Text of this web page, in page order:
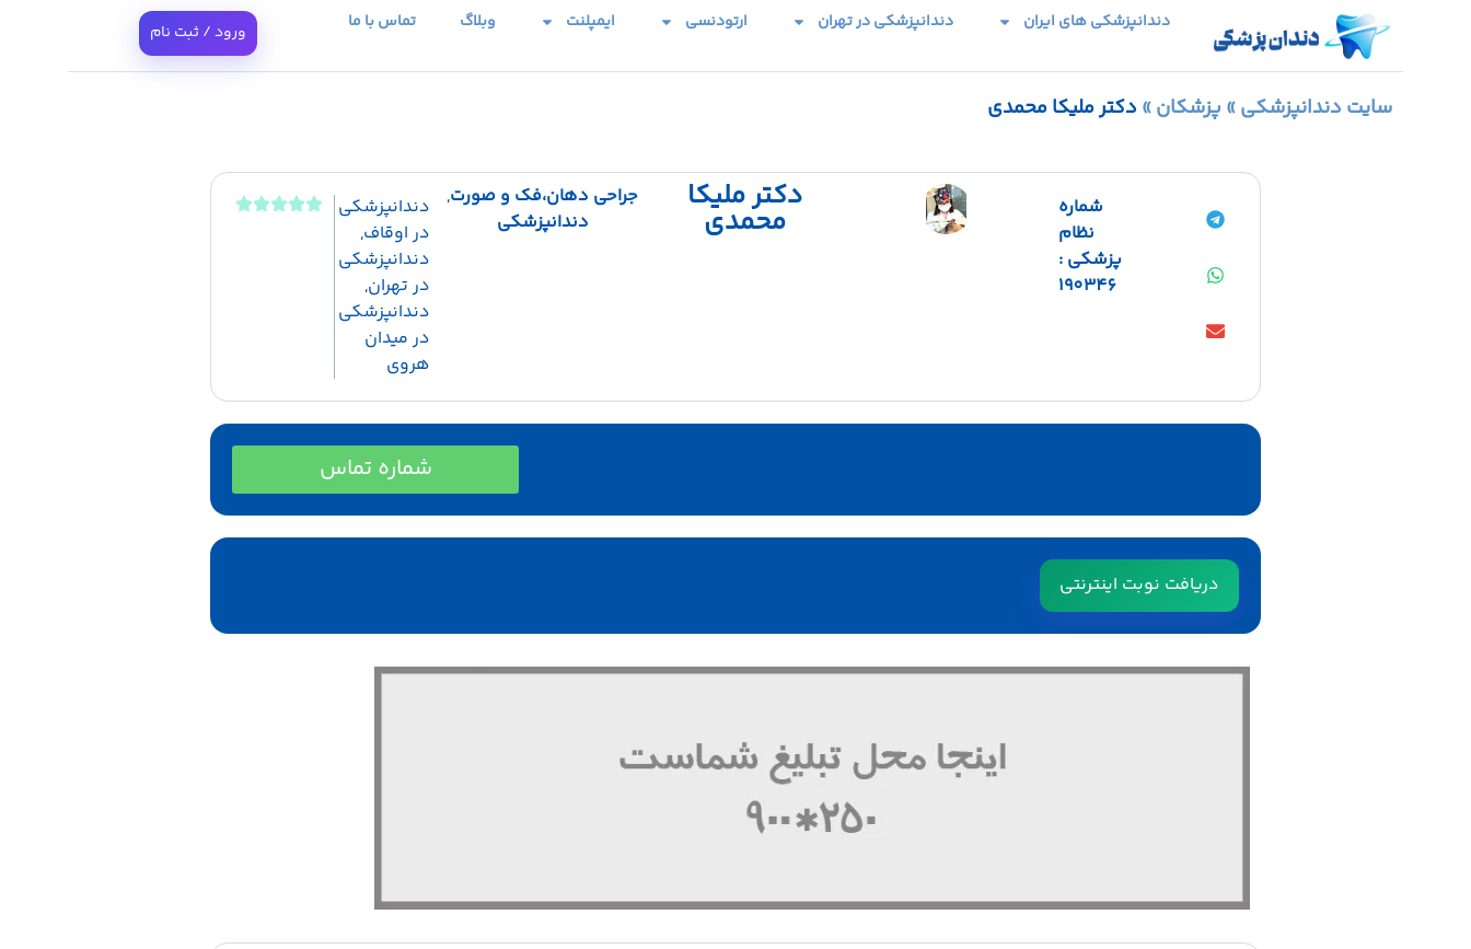
دندانپزشکی های ایران دندانپزشکی در تهران ارتودنسی ایمپلنت وبلاگ تماس با ما ورود / ثبت نام
سایت دندانپزشکی» پزشکان» دکتر ملیکا محمدی
شماره
نظام
پزشکی :
190346
دکتر ملیکا
محمدی
جراحی دهان،فک و صورت,
دندانپزشکی
دندانپزشکی
در اوقاف,
دندانپزشکی
در تهران,
دندانپزشکی
در میدان
هروی
شماره تماس
دریافت نوبت اینترنتی